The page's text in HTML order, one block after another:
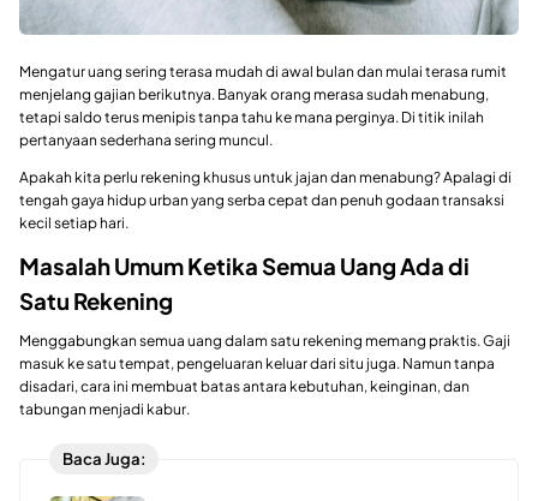
Mengatur uang sering terasa mudah di awal bulan dan mulai terasa rumit
menjelang gajian berikutnya. Banyak orang merasa sudah menabung,
tetapi saldo terus menipis tanpa tahu ke mana perginya. Di titik inilah
pertanyaan sederhana sering muncul.
Apakah kita perlu rekening khusus untuk jajan dan menabung? Apalagi di
tengah gaya hidup urban yang serba cepat dan penuh godaan transaksi
kecil setiap hari.
Masalah Umum Ketika Semua Uang Ada di
Satu Rekening
Menggabungkan semua uang dalam satu rekening memang praktis. Gaji
masuk ke satu tempat, pengeluaran keluar dari situ juga. Namun tanpa
disadari, cara ini membuat batas antara kebutuhan, keinginan, dan
tabungan menjadi kabur.
Baca Juga: